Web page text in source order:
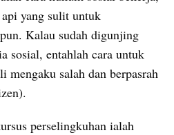
yang sulit untuk
Kalau sudah digunjing
sosial, entahlah cara untuk
mengaku salah dan berpasrah
perselingkuhan ialah